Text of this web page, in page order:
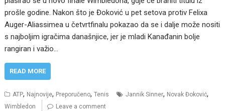
prošle godine. Nakon što je Đoković u pet setova protiv Felixa
Auger-Aliassimea u četvrtfinalu pokazao da se i dalje može nositi
s najboljim igračima današnjice, jer je mladi Kanađanin bolje
rangiran i važio…
READ MORE
ATP, Najnovije, Preporučeno,Tenis Jannik Sinner, Novak Đoković,
Wimbledon Leave a comment